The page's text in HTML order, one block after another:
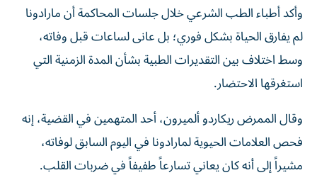
وأكد أطباء الطب الشرعي خلال جلسات المحاكمة أن مارادونا
لم يفارق الحياة بشكل فوري؛ بل عانى لساعات قبل وفاته،
وسط اختلاف بين التقديرات الطبية بشأن المدة الزمنية التي
استغرقها الاحتضار.
وقال الممرض ريكاردو ألميرون، أحد المتهمين في القضية، إنه
فحص العلامات الحيوية لمارادونا في اليوم السابق لوفاته،
مشيراً إلى أنه كان يعاني تسارعاً طفيفاً في ضربات القلب.